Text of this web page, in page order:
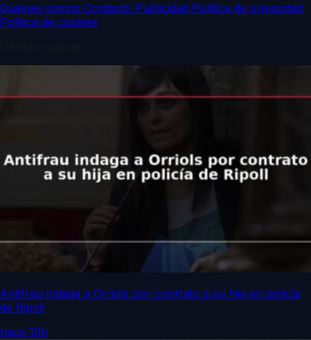
Quiénes somos Contacto Publicidad Política de privacidad
Política de cookies
Antifrau indaga a Orriols por contrato a su hija en policía
de Ripoll
hace 10h